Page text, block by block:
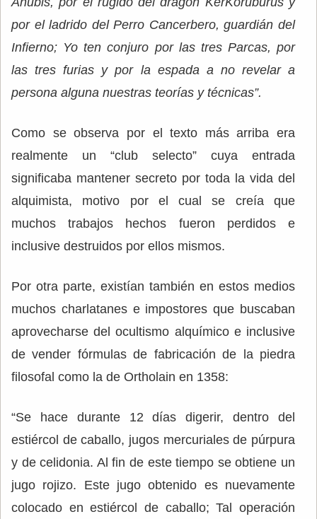
por el ladrido del Perro Cancerbero, guardián del
Infierno; Yo ten conjuro por las tres Parcas, por
las tres furias y por la espada a no revelar a
persona alguna nuestras teorías y técnicas”.
Como se observa por el texto más arriba era
realmente un “club selecto” cuya entrada
significaba mantener secreto por toda la vida del
alquimista, motivo por el cual se creía que
muchos trabajos hechos fueron perdidos e
inclusive destruidos por ellos mismos.
Por otra parte, existían también en estos medios
muchos charlatanes e impostores que buscaban
aprovecharse del ocultismo alquímico e inclusive
de vender fórmulas de fabricación de la piedra
filosofal como la de Ortholain en 1358:
“Se hace durante 12 días digerir, dentro del
estiércol de caballo, jugos mercuriales de púrpura
y de celidonia. Al fin de este tiempo se obtiene un
jugo rojizo. Este jugo obtenido es nuevamente
colocado en estiércol de caballo; Tal operación